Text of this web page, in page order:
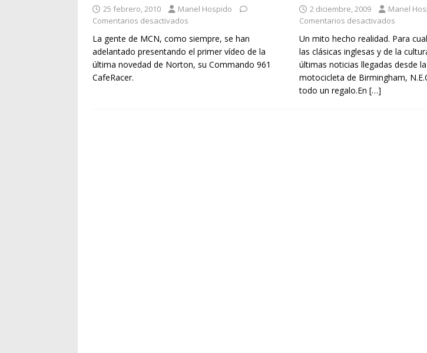
25 febrero, 2010
Manel Hospido
Comentarios desactivados
La gente de MCN, como siempre, se han
adelantado presentando el primer vídeo de la
última novedad de Norton, su Commando 961
CafeRacer.
2 diciembre, 2009
Manel
Comentarios desactivados
Un mito hecho realidad. Para
las clásicas inglesas y de la
últimas noticias llegadas desde
motocicleta de Birmingham,
todo un regalo.En […]